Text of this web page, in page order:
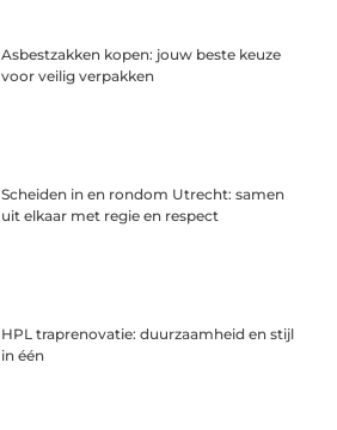
Asbestzakken kopen: jouw beste keuze
voor veilig verpakken
Scheiden in en rondom Utrecht: samen
uit elkaar met regie en respect
HPL traprenovatie: duurzaamheid en stijl
in één